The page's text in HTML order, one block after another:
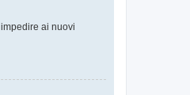
ai nuovi